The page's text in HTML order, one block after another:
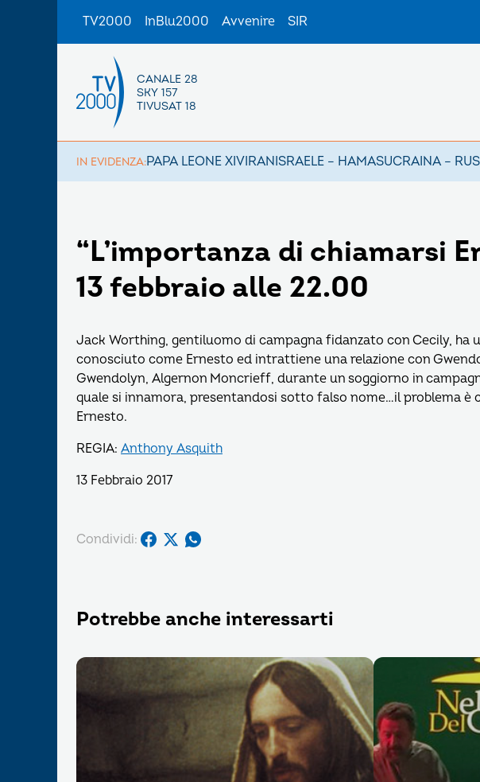
TV2000 InBlu2000 Avvenire SIR
CANALE 28
SKY 157
TIVUSAT 18
IN EVIDENZA:PAPA LEONE XIVIRANISRAELE – HAMASUCRAINA –
“L’importanza di chiamarsi
13 febbraio alle 22.00
Jack Worthing, gentiluomo di campagna fidanzato con Cecily, ha
conosciuto come Ernesto ed intrattiene una relazione con
Gwendolyn, Algernon Moncrieff, durante un soggiorno in
quale si innamora, presentandosi sotto falso nome…il problema è
Ernesto.
REGIA: Anthony Asquith
13 Febbraio 2017
Condividi:
Potrebbe anche interessarti